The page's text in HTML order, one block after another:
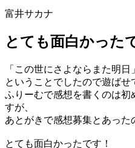
富井サカナ
とても面白かった
「この世にさよならまた明
ということでしたので遊ばせ
ふりーむで感想を書くのは初
すが、
あとがきで感想募集とあった
とても面白かったです！